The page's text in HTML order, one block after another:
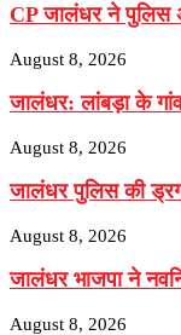
CP जालंधर ने पुलिस
August 8, 2026
जालंधर: लांबड़ा के गांव
August 8, 2026
जालंधर पुलिस की
August 8, 2026
जालंधर भाजपा ने
August 8, 2026